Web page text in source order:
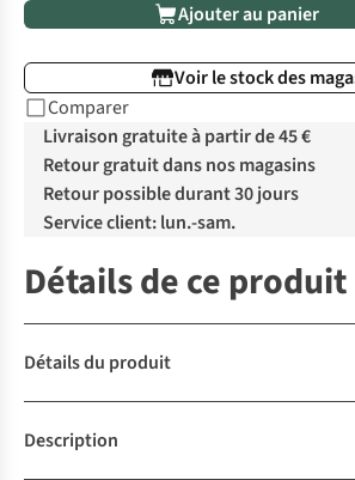
Ajouter au panier
Voir le stock des
Comparer
Livraison gratuite à partir de 45 €
Retour gratuit dans nos magasins
Retour possible durant 30 jours
Service client: lun.-sam.
Détails de ce produit
Détails du produit
Description